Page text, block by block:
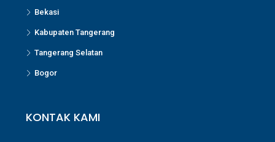
Bekasi
Kabupaten Tangerang
Tangerang Selatan
Bogor
KONTAK KAMI